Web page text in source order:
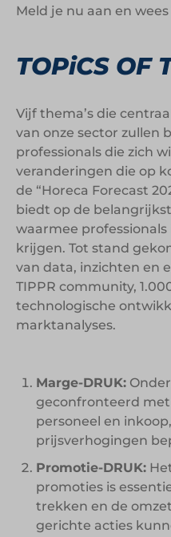
Meld je nu aan en
TOPiCS OF
Vijf thema’s die
van onze sector zullen
professionals die zich
veranderingen die op
de “Horeca Forecast
biedt op de
waarmee
krijgen. Tot stand
van data, inzichten en
TIPPR community,
technologische
marktanalyses.
Marge-DRUK:
geconfronteerd
personeel en
prijsverhogingen
Promotie-DRUK:
promoties is
trekken en de
gerichte acties